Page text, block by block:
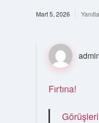
Mart 5, 2026 Yanıtla
Fırtına!